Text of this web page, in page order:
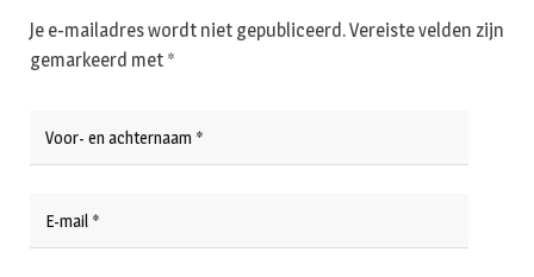
Je e-mailadres wordt niet gepubliceerd.Vereiste velden zijn
gemarkeerd met *